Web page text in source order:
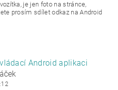
je jen foto na stránce,
prosím sdílet odkaz na Android
Android aplikaci